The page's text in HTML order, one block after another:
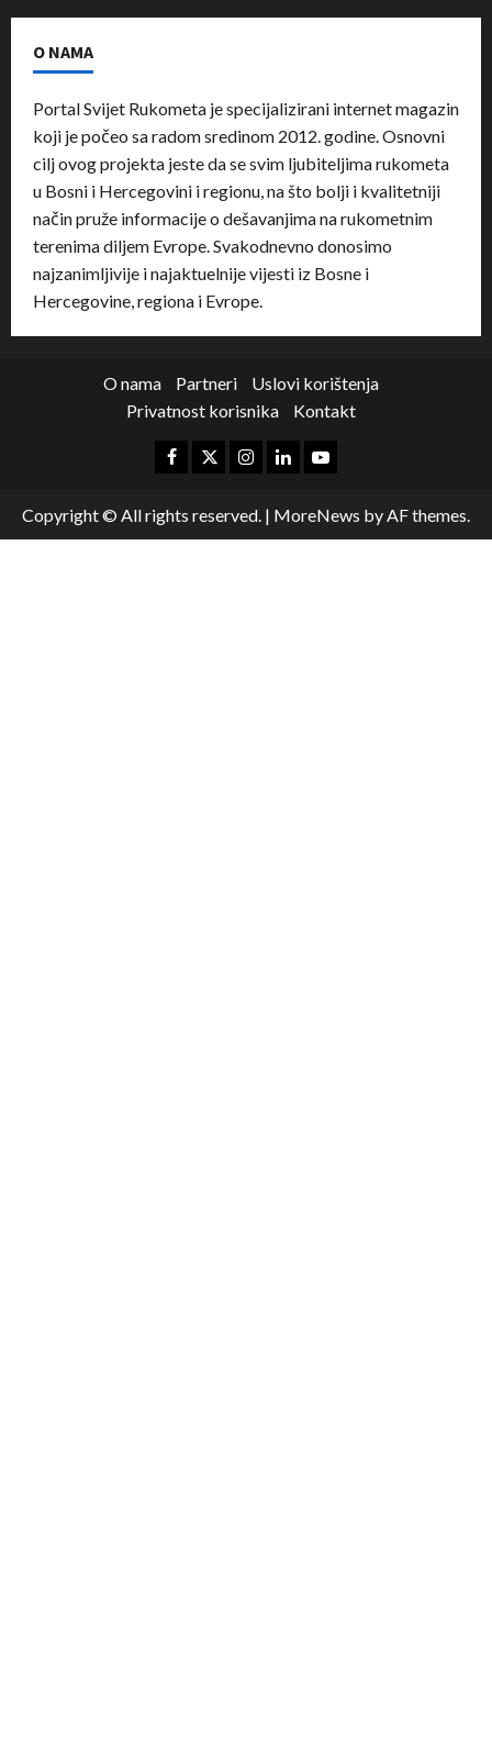
O NAMA
Portal Svijet Rukometa je specijalizirani internet magazin
koji je počeo sa radom sredinom 2012. godine. Osnovni
cilj ovog projekta jeste da se svim ljubiteljima rukometa
u Bosni i Hercegovini i regionu, na što bolji i kvalitetniji
način pruže informacije o dešavanjima na rukometnim
terenima diljem Evrope. Svakodnevno donosimo
najzanimljivije i najaktuelnije vijesti iz Bosne i
Hercegovine, regiona i Evrope.
O nama Partneri
Uslovi korištenja
Privatnost korisnika
Kontakt
Copyright © All rights reserved. | MoreNews by AF themes.